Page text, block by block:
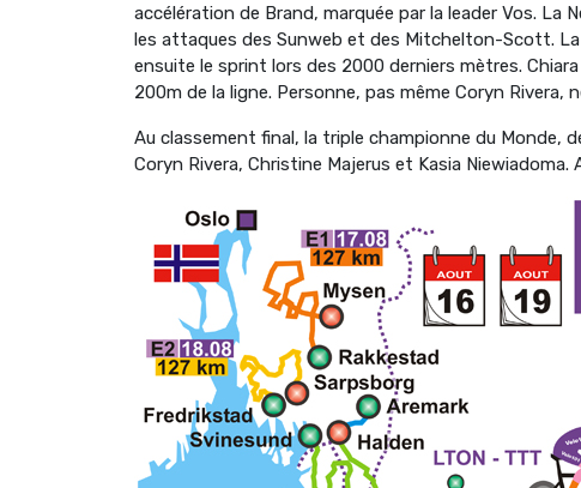
accélération de Brand, marquée par la leader Vos. La
les attaques des Sunweb et des Mitchelton-Scott.
ensuite le sprint lors des 2000 derniers mètres.
200m de la ligne. Personne, pas même Coryn Rivera,
Au classement final, la triple championne du Monde,
Coryn Rivera, Christine Majerus et Kasia